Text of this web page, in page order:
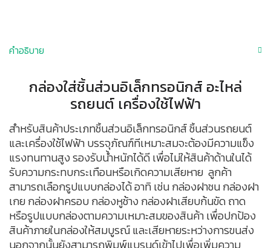
คำอธิบาย
กล่องใส่ชิ้นส่วนอิเล็กทรอนิกส์ อะไหล่
รถยนต์ เครื่องใช้ไฟฟ้า
สำหรับสินค้าประเภทชิ้นส่วนอิเล็กทรอนิกส์ ชิ้นส่วนรถยนต์
และเครื่องใช้ไฟฟ้า บรรจุภัณฑ์ทีเหมาะสมจะต้องมีความแข็ง
แรงทนทานสูง รองรับน้ำหนักได้ดี เพื่อไม่ให้สินค้าด้านในได้
รับความกระทบกระเทือนหรือเกิดความเสียหาย ลูกค้า
สามารถเลือกรูปแบบกล่องได้ อาทิ เช่น กล่องฝาชน กล่องฝา
เกย กล่องฝาครอบ กล่องหูช้าง กล่องฝาเสียบก้นขัด ถาด
หรือรูปแบบกล่องตามความเหมาะสมของสินค้า เพื่อปกป้อง
สินค้าภายในกล่องให้สมบูรณ์ และเสียหายระหว่างการขนส่ง
นอกจากนั้นยังสามารถพิมพ์แบรนด์เข้าไปเพื่อเพิ่มความ